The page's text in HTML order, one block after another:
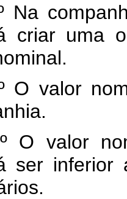
Na
criar uma
O valor
O valor
ser inferior